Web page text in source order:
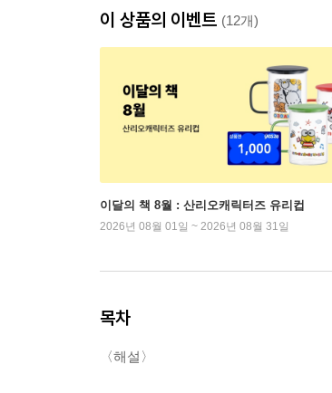
이 상품의 이벤트 (12개)
이달의 책 8월 : 산리오캐릭터즈 유리컵
2026년 08월 01일 ~ 2026년 08월 31일
목차
〈해설〉